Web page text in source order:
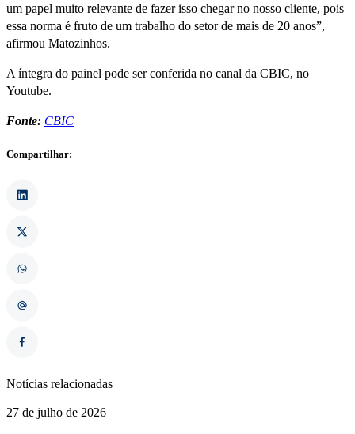
um papel muito relevante de fazer isso chegar no nosso cliente, pois
essa norma é fruto de um trabalho do setor de mais de 20 anos”,
afirmou Matozinhos.
A íntegra do painel pode ser conferida no canal da CBIC, no
Youtube.
Fonte: CBIC
Compartilhar:
Notícias relacionadas
27 de julho de 2026